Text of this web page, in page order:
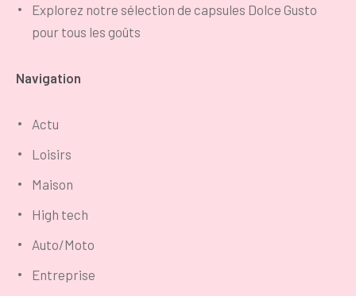
Explorez notre sélection de capsules Dolce Gusto
pour tous les goûts
Navigation
Actu
Loisirs
Maison
High tech
Auto/Moto
Entreprise